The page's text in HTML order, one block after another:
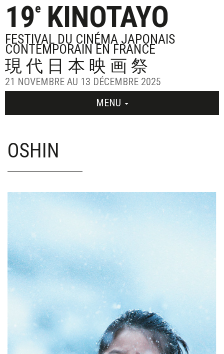
19eKINOTAYO
FESTIVAL DU CINÉMA JAPONAIS
CONTEMPORAIN EN FRANCE
現代日本映画祭
21 NOVEMBRE AU 13 DÉCEMBRE 2025
MENU
OSHIN